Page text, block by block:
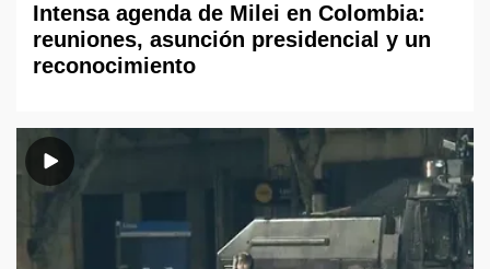
Intensa agenda de Milei en Colombia:
reuniones, asunción presidencial y un
reconocimiento